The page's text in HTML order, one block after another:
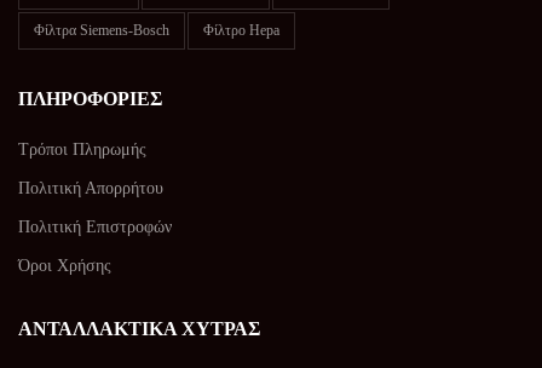
Φίλτρα Siemens-Bosch Φίλτρο Hepa
ΠΛΗΡΟΦΟΡΊΕΣ
Τρόποι Πληρωμής
Πολιτική Απορρήτου
Πολιτική Επιστροφών
Όροι Χρήσης
ΑΝΤΑΛΛΑΚΤΙΚΑ ΧΥΤΡΑΣ